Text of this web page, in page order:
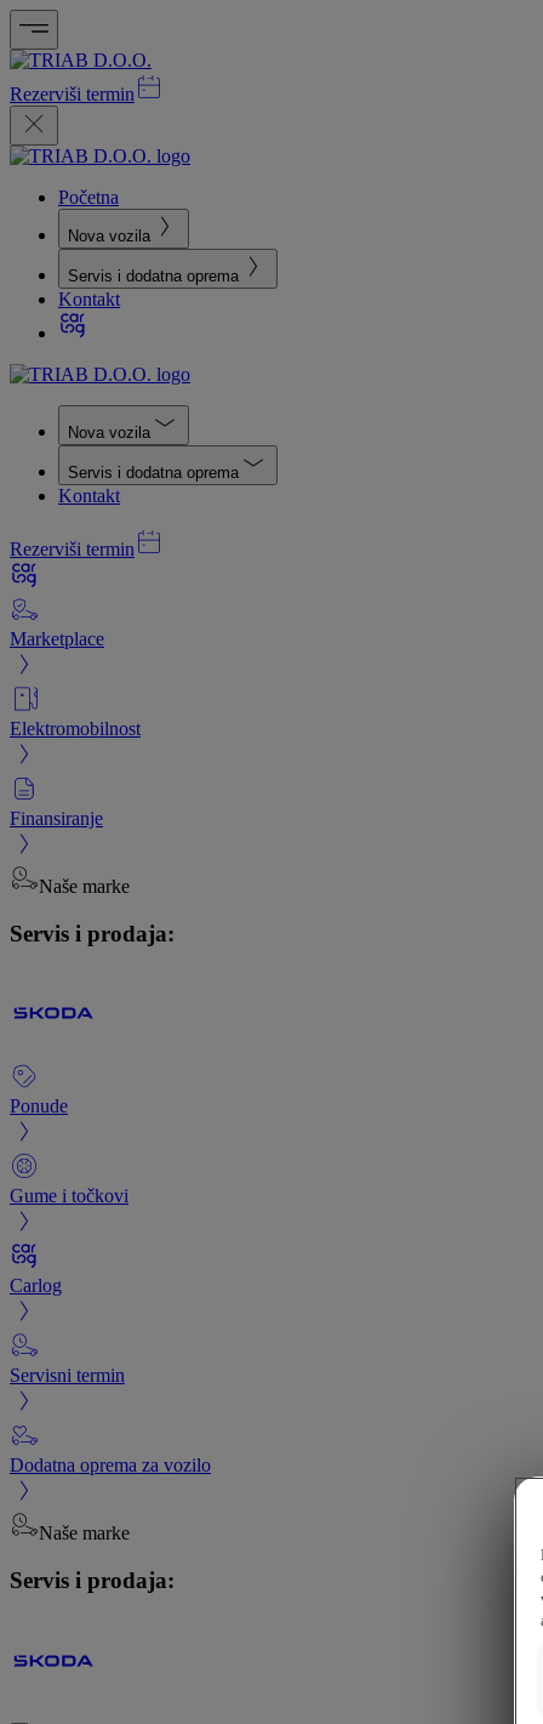
Rezerviši termin
Početna
Nova vozila
Servis i dodatna oprema
Kontakt
Nova vozila
Servis i dodatna oprema
Kontakt
Rezerviši termin
Marketplace
Elektromobilnost
Finansiranje
Naše marke
Servis i prodaja:
Ponude
Gume i točkovi
Carlog
Servisni termin
Dodatna oprema za vozilo
Naše marke
Servis i prodaja: